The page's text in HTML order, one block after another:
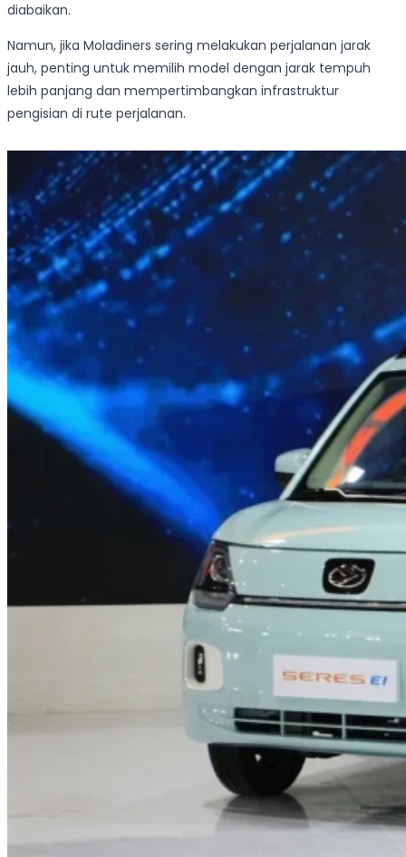
diabaikan.
Namun, jika Moladiners sering melakukan perjalanan jarak
jauh, penting untuk memilih model dengan jarak tempuh
lebih panjang dan mempertimbangkan infrastruktur
pengisian di rute perjalanan.